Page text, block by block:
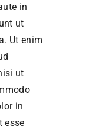
in
ut
Ut enim
ut
in
esse